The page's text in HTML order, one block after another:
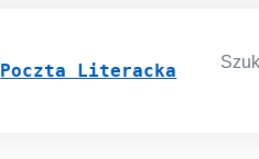
Poczta Literacka
for: